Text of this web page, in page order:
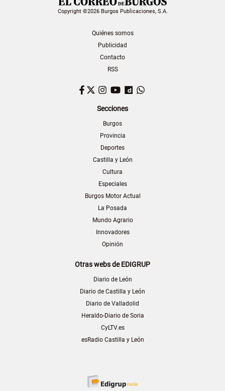
Copyright ©2026 Burgos Publicaciones, S.A.
Quiénes somos
Publicidad
Contacto
RSS
Facebook
TwitterInstagram
YouTubeDailymotion
Secciones
Burgos
Provincia
Deportes
Castilla y León
Cultura
Especiales
Burgos Motor Actual
La Posada
Mundo Agrario
Innovadores
Opinión
Otras webs de EDIGRUP
Diario de León
Diario de Castilla y León
Diario de Valladolid
Heraldo-Diario de Soria
CyLTV.es
esRadio Castilla y León